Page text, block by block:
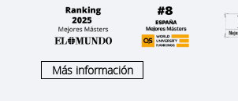
Más información